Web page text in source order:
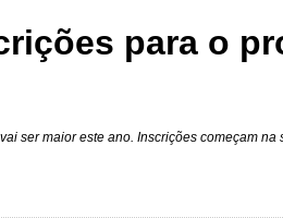
para o
ser maior este ano. Inscrições começam na